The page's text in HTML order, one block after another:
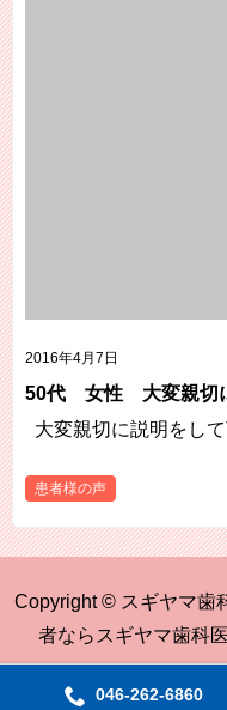
2016年4月7日
50代 女性 大変親切
大変親切に説明をし
患者様の声
Copyright © スギヤマ歯
者ならスギヤマ歯科
046-262-6860